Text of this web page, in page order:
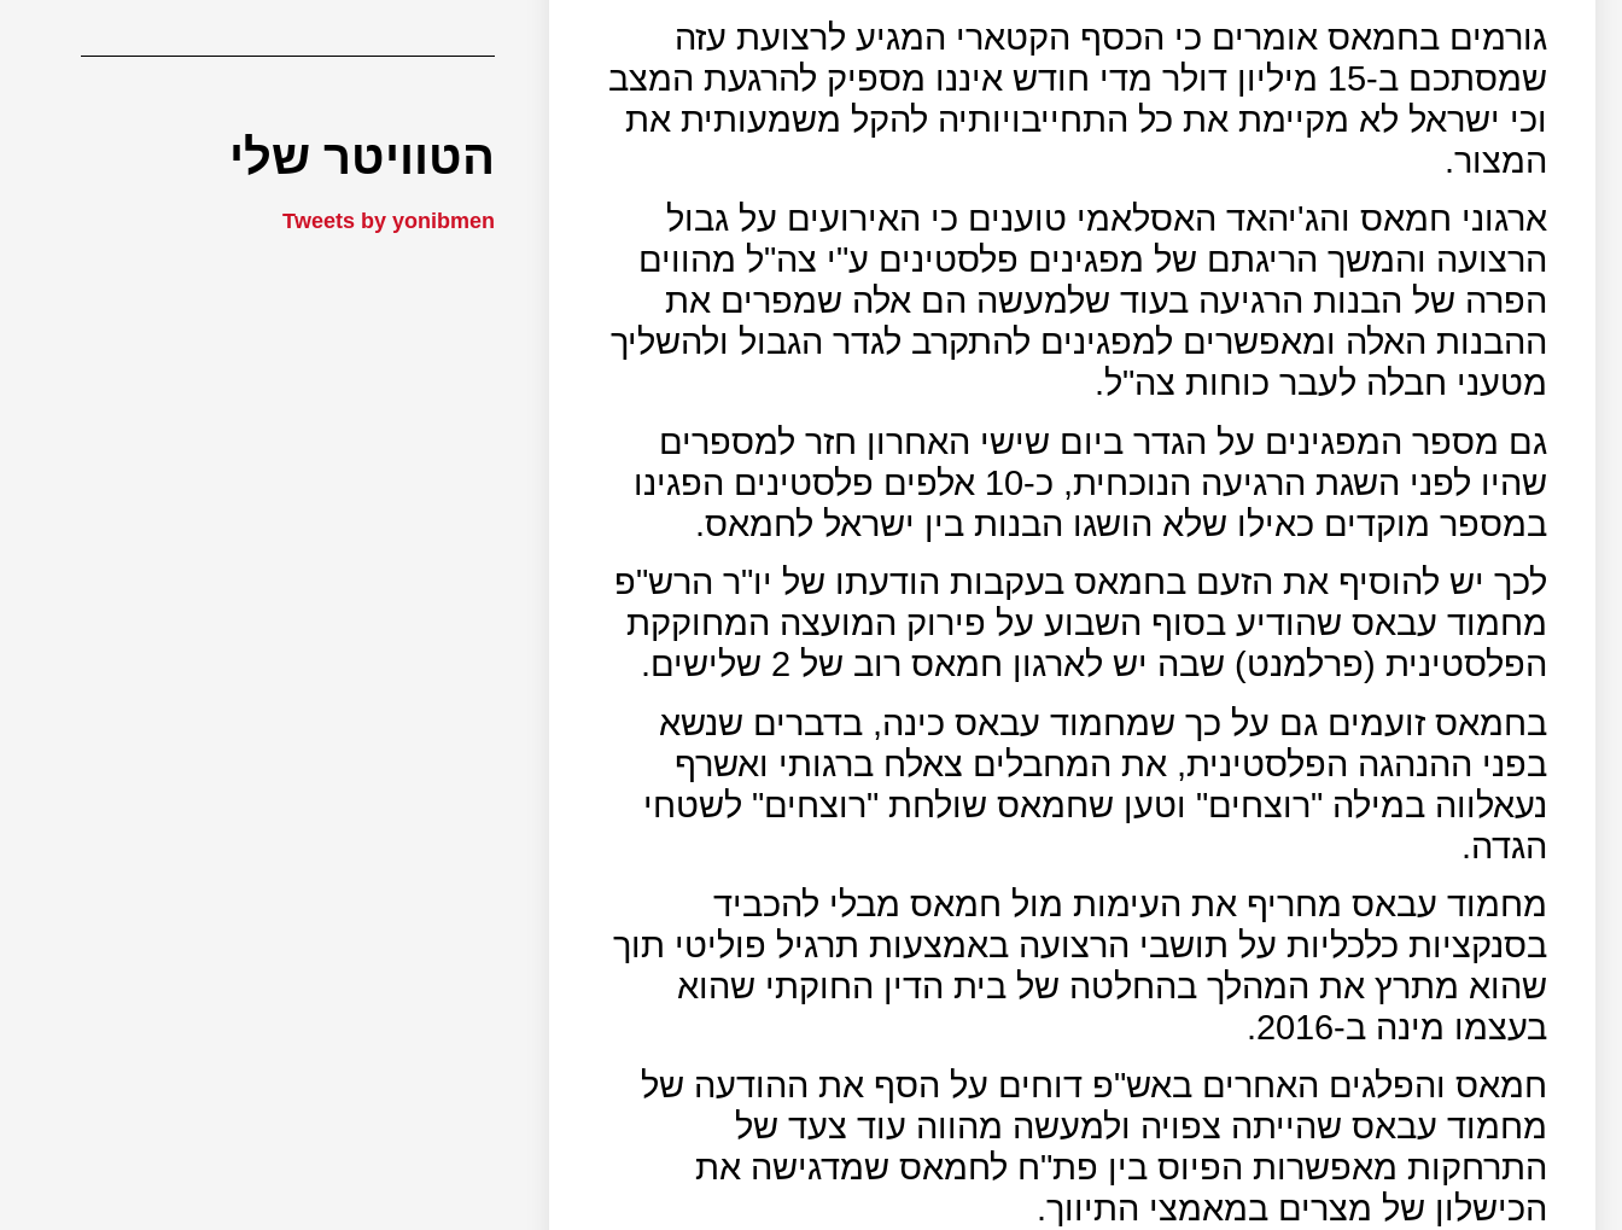
גורמים בחמאס אומרים כי הכסף הקטארי המגיע לרצועת עזה
שמסתכם ב-15 מיליון דולר מדי חודש איננו מספיק להרגעת המצב
וכי ישראל לא מקיימת את כל התחייבויותיה להקל משמעותית את
המצור.
ארגוני חמאס והג'יהאד האסלאמי טוענים כי האירועים על גבול
הרצועה והמשך הריגתם של מפגינים פלסטינים ע"י צה"ל מהווים
הפרה של הבנות הרגיעה בעוד שלמעשה הם אלה שמפרים את
ההבנות האלה ומאפשרים למפגינים להתקרב לגדר הגבול ולהשליך
מטעני חבלה לעבר כוחות צה"ל.
גם מספר המפגינים על הגדר ביום שישי האחרון חזר למספרים
שהיו לפני השגת הרגיעה הנוכחית, כ-10 אלפים פלסטינים הפגינו
במספר מוקדים כאילו שלא הושגו הבנות בין ישראל לחמאס.
לכך יש להוסיף את הזעם בחמאס בעקבות הודעתו של יו"ר הרש"פ
מחמוד עבאס שהודיע בסוף השבוע על פירוק המועצה המחוקקת
הפלסטינית (פרלמנט) שבה יש לארגון חמאס רוב של 2 שלישים.
בחמאס זועמים גם על כך שמחמוד עבאס כינה, בדברים שנשא
בפני ההנהגה הפלסטינית, את המחבלים צאלח ברגותי ואשרף
נעאלווה במילה "רוצחים" וטען שחמאס שולחת "רוצחים" לשטחי
הגדה.
מחמוד עבאס מחריף את העימות מול חמאס מבלי להכביד
בסנקציות כלכליות על תושבי הרצועה באמצעות תרגיל פוליטי תוך
שהוא מתרץ את המהלך בהחלטה של בית הדין החוקתי שהוא
בעצמו מינה ב-2016.
חמאס והפלגים האחרים באש"פ דוחים על הסף את ההודעה של
מחמוד עבאס שהייתה צפויה ולמעשה מהווה עוד צעד של
התרחקות מאפשרות הפיוס בין פת"ח לחמאס שמדגישה את
הכישלון של מצרים במאמצי התיווך.
הטוויטר שלי
Tweets by yonibmen